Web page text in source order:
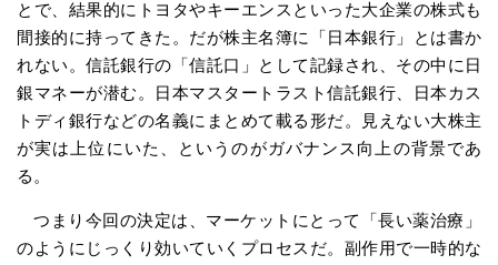
とで、結果的にトヨタやキーエンスといった大企業の株式も
間接的に持ってきた。だが株主名簿に「日本銀行」とは書か
れない。信託銀行の「信託口」として記録され、その中に日
銀マネーが潜む。日本マスタートラスト信託銀行、日本カス
トディ銀行などの名義にまとめて載る形だ。見えない大株主
が実は上位にいた、というのがガバナンス向上の背景であ
る。
つまり今回の決定は、マーケットにとって「長い薬治療」
のようにじっくり効いていくプロセスだ。副作用で一時的な